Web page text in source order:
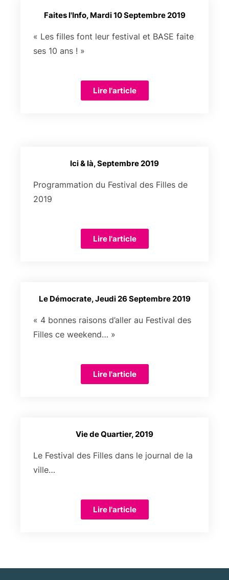
Faites l'Info, Mardi 10 Septembre 2019
« Les filles font leur festival et BASE faite
ses 10 ans ! »
Lire l'article
Ici & là, Septembre 2019
Programmation du Festival des Filles de
2019
Lire l'article
Le Démocrate, Jeudi 26 Septembre 2019
« 4 bonnes raisons d’aller au Festival des
Filles ce weekend… »
Lire l'article
Vie de Quartier, 2019
Le Festival des Filles dans le journal de la
ville…
Lire l'article